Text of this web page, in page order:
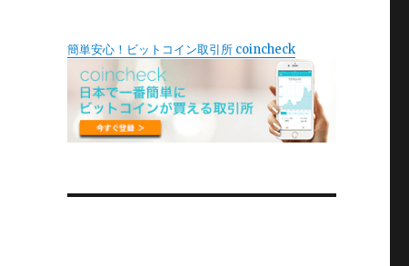
簡単安心！ビットコイン取引所 coincheck